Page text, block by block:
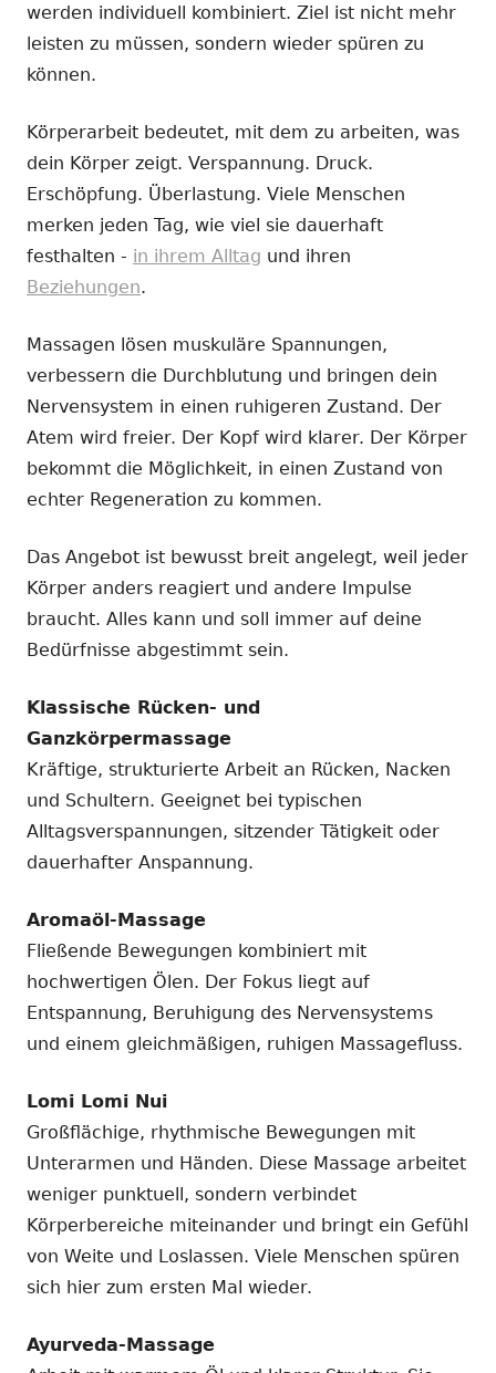
werden individuell kombiniert. Ziel ist nicht mehr
leisten zu müssen, sondern wieder spüren zu
können.
Körperarbeit bedeutet, mit dem zu arbeiten, was
dein Körper zeigt. Verspannung. Druck.
Erschöpfung. Überlastung. Viele Menschen
merken jeden Tag, wie viel sie dauerhaft
festhalten - in ihrem Alltag und ihren
Beziehungen.
Massagen lösen muskuläre Spannungen,
verbessern die Durchblutung und bringen dein
Nervensystem in einen ruhigeren Zustand. Der
Atem wird freier. Der Kopf wird klarer. Der Körper
bekommt die Möglichkeit, in einen Zustand von
echter Regeneration zu kommen.
Das Angebot ist bewusst breit angelegt, weil jeder
Körper anders reagiert und andere Impulse
braucht. Alles kann und soll immer auf deine
Bedürfnisse abgestimmt sein.
Klassische Rücken- und
Ganzkörpermassage
Kräftige, strukturierte Arbeit an Rücken, Nacken
und Schultern. Geeignet bei typischen
Alltagsverspannungen, sitzender Tätigkeit oder
dauerhafter Anspannung.
Aromaöl-Massage
Fließende Bewegungen kombiniert mit
hochwertigen Ölen. Der Fokus liegt auf
Entspannung, Beruhigung des Nervensystems
und einem gleichmäßigen, ruhigen Massagefluss.
Lomi Lomi Nui
Großflächige, rhythmische Bewegungen mit
Unterarmen und Händen. Diese Massage arbeitet
weniger punktuell, sondern verbindet
Körperbereiche miteinander und bringt ein Gefühl
von Weite und Loslassen. Viele Menschen spüren
sich hier zum ersten Mal wieder.
Ayurveda-Massage